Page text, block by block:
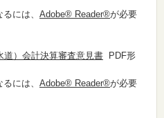
には、 Adobe® Reader®が必要
道）会計決算審査意見書 PDF形
には、 Adobe® Reader®が必要